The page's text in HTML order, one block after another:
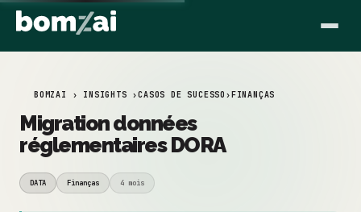
BOMZAI › INSIGHTS ›CASOS DE SUCESSO ›FINANÇAS
Migration données
réglementaires DORA
DATA Finanças 4 mois